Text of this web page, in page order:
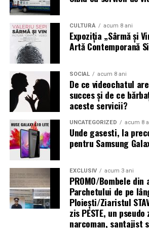
nu încerca să îl deschizi;
nu îl expune la temperaturi
nu folosi un dispozitiv deteriorat;
nu îl utiliza peste limita normală.
De asemenea:
nu este destinat reutilizării;
nu poate fi reparat.
Greșeli frecvente
Utilizatorii pot face unele greșeli:
folosirea excesivă într-un timp
depozitarea în condiții improprii;
rezistență la uzură, ci și
pentru ani de zile, fără costuri
neprevăzute. În concluzie, soluția
sigură pentru orice spațiu care
rezistență este dată de rafturi
CULTURĂ acum 8 ani
Expoziția „Sârmă și
Artă Contemporană
SOCIAL acum 8 ani
De ce videochatul
succes și de ce
aceste servicii?
UNCATEGORIZED acum 8
Unde gasesti, la
pentru Samsung
EXCLUSIV acum 3 ani
PROMO/Bombele din
Parchetului de pe
Ploieşti/Ziaristul
zis PESTE, un
narcoman, santajist